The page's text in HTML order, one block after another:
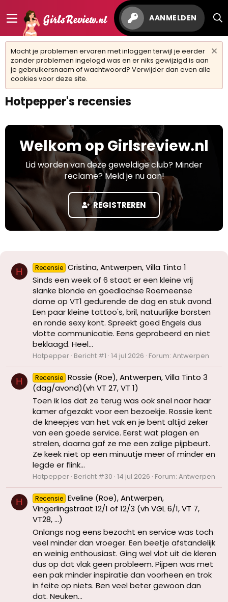
AANMELDEN
Mocht je problemen ervaren met inloggen terwijl je eerder
zonder problemen ingelogd was en er niks gewijzigd is aan
je gebruikersnaam of wachtwoord? Verwijder dan even alle
cookies voor deze site.
Hotpepper's recensies
Welkom op Girlsreview.nl
Lid worden van deze geweldige club? Minder
reclame? Meld je nu aan!
REGISTREREN
H Recensie Cristina, Antwerpen, Villa Tinto 1
Sinds een week of 6 staat er een kleine vrij
slanke blonde en goedlachse Roemeense
dame op VT1 gedurende de dag en stuk avond.
Een paar kleine tattoo's, bril, natuurlijke borsten
en ronde sexy kont. Spreekt goed Engels dus
vlotte communicatie. Eens geprobeerd en niet
beklaagd. Heel...
Hotpepper Bericht #1 14 jul 2026 Forum: Antwerpen
H Recensie Rossie (Roe), Antwerpen, Villa Tinto 3
(dag/avond)(vh VT 27, VT 1)
Toen ik las dat ze terug was ook snel naar haar
kamer afgezakt voor een bezoekje. Rossie kent
de kneepjes van het vak en je bent altijd zeker
van een goede service. Eerst wat plagen en
strelen, daarna gaf ze me een zalige pijpbeurt.
Ze keek niet op een minuutje meer of minder en
legde er flink...
Hotpepper Bericht #30 14 jul 2026 Forum: Antwerpen
H Recensie Eveline (Roe), Antwerpen,
Vingerlingstraat 12/1 of 12/3 (vh VGL 6/1, VT 7,
VT28, ...)
Onlangs nog eens bezocht en service was toch
veel minder dan vroeger. Een beetje afstandelijk
en weinig enthousiast. Ging wel vlot uit de kleren
dus op dat vlak geen probleem. Pijpen was met
een pak minder inspiratie dan voorheen en trok
in feite op niets. Ben veel beter gewoon dan
dat. Neuken...